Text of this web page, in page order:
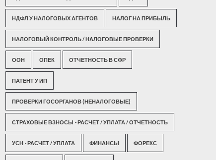
НДФЛ У НАЛОГОВЫХ АГЕНТОВ НАЛОГ НА ПРИБЫЛЬ
НАЛОГОВЫЙ КОНТРОЛЬ / НАЛОГОВЫЕ ПРОВЕРКИ
ООН ОПЕК ОТЧЕТНОСТЬ В СФР
ПАТЕНТ У ИП
ПРОВЕРКИ ГОСОРГАНОВ (НЕНАЛОГОВЫЕ)
СТРАХОВЫЕ ВЗНОСЫ - РАСЧЕТ / УПЛАТА / ОТЧЕТНОСТЬ
УСН - РАСЧЕТ / УПЛАТА ФИНАНСЫ ФОРЕКС